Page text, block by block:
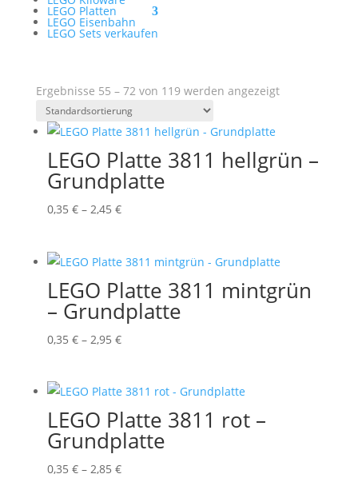
LEGO Platten
LEGO Eisenbahn
LEGO Sets verkaufen
Ergebnisse 55 – 72 von 119 werden angezeigt
LEGO Platte 3811 hellgrün –
Grundplatte
0,35 € – 2,45 €Preisspanne:
2,45 €
LEGO Platte 3811 mintgrün
– Grundplatte
0,35 € – 2,95 €Preisspanne:
2,95 €
LEGO Platte 3811 rot –
Grundplatte
0,35 € – 2,85 €Preisspanne: